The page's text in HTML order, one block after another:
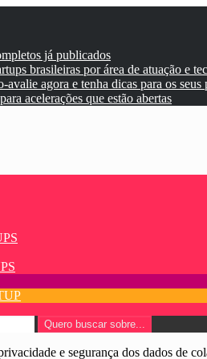
já publicados
brasileiras por área de atuação e
avalie agora e tenha dicas para os seus
acelerações que estão abertas
Quero buscar sobre...
e segurança dos dados de